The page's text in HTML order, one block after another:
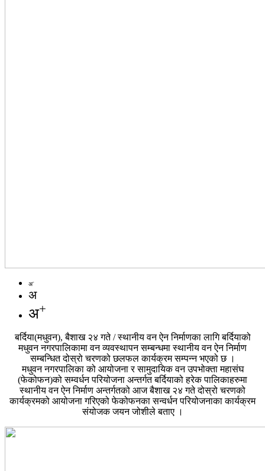
अ-
अ
अ+
बर्दिया(मधुवन), बैशाख २४ गते / स्थानीय वन ऐन निर्माणका लागि बर्दियाको
मधुवन नगरपालिकामा वन व्यवस्थापन सम्बन्धमा स्थानीय वन ऐन निर्माण
सम्बन्धित दोस्रो चरणको छलफल कार्यक्रम सम्पन्न भएको छ ।
मधुवन नगरपालिका को आयोजना र सामुदायिक वन उपभोक्ता महासंघ
(फेकोफन)को सम्वर्धन परियोजना अन्तर्गत बर्दियाको हरेक पालिकाहरुमा
स्थानीय वन ऐन निर्माण अन्तर्गतको आज बैशाख २४ गते दोस्रो चरणको
कार्यक्रमको आयोजना गरिएको फेकोफनका सन्वर्धन परियोजनाका कार्यक्रम
संयोजक जयन जोशीले बताए ।